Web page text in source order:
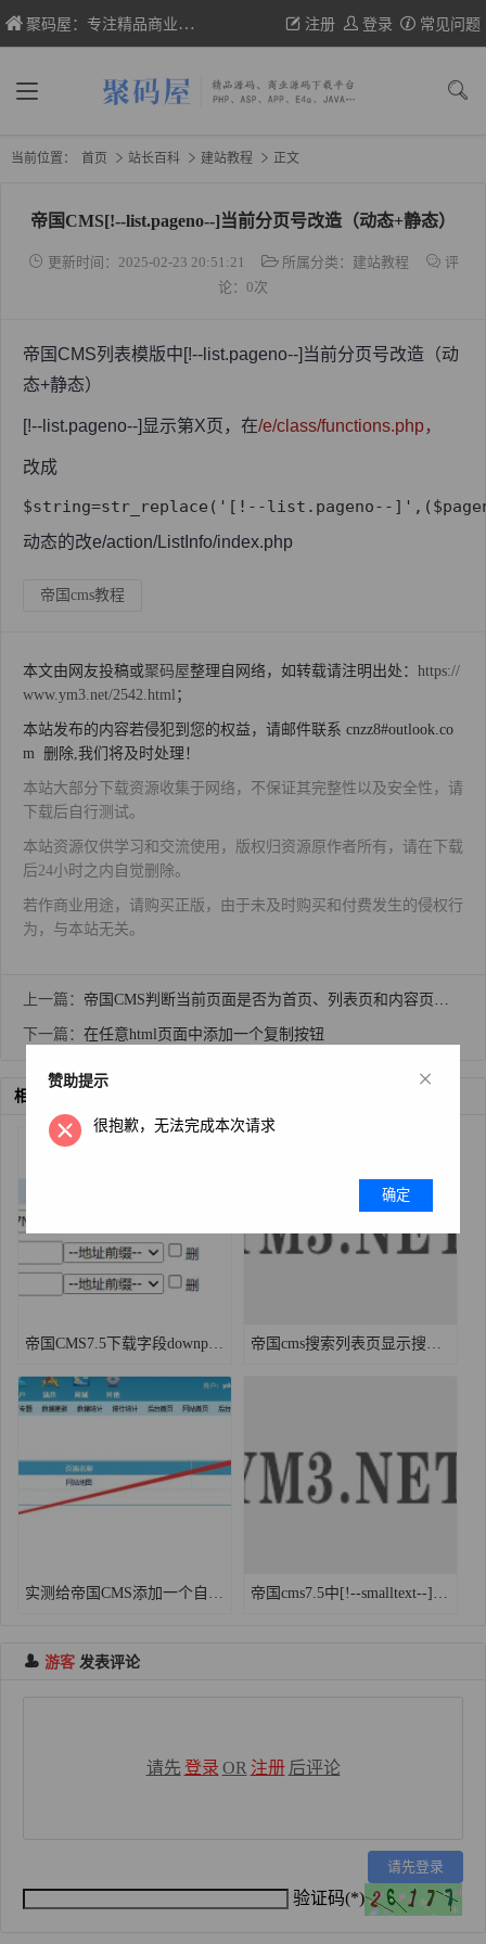
聚码屋：专注精品商业网站源码、织梦/帝国cms模板、wp主题的分享 注册 登录 常见问题
当前位置： 首页 站长百科 建站教程 正文
帝国CMS[!--list.pageno--]当前分页号改造（动态+静态）
更新时间：2025-02-23 20:51:21 所属分类： 建站教程
评
论：0次
帝国CMS列表模版中[!--list.pageno--]当前分页号改造（动
态+静态）
[!--list.pageno--]显示第X页，在/e/class/functions.php，
改成
$string=str_replace('[!--list.pageno--
动态的改e/action/ListInfo/index.php
帝国cms教程
本文由网友投稿或聚码屋整理自网络，如转载请注明出处： https://
www.ym3.net/2542.html ；
本站发布的内容若侵犯到您的权益，请邮件联系 cnzz8#outlook.co
m 删除,我们将及时处理！
本站大部分下载资源收集于网络，不保证其完整性以及安全性，请
下载后自行测试。
本站资源仅供学习和交流使用，版权归资源原作者所有，请在下载
后24小时之内自觉删除。
若作商业用途，请购买正版，由于未及时购买和付费发生的侵权行
为，与本站无关。
上一篇： 帝国CMS判断当前页面是否为首页、列表页和内容页的方法和代码
下一篇： 在任意html页面中添加一个复制按钮
相关推荐
帝国CMS7.5下载字段downpath改造，新增自定义项目 帝国cms搜索列表页显示搜索相关关键词教程
实测给帝国CMS添加一个自动生成sitemap.xml网站地图 帝国cms7.5中[!--smalltext--]简介怎么加到相关信息链接模板？
游客 发表评论
请先 登录 OR 注册 后评论
请先登录
验证码(*)
赞助提示 ×
很抱歉，无法完成本次请求
确定